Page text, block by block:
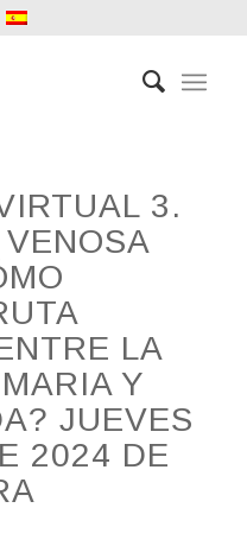
3.
LA
Y
JUEVES
2024 DE